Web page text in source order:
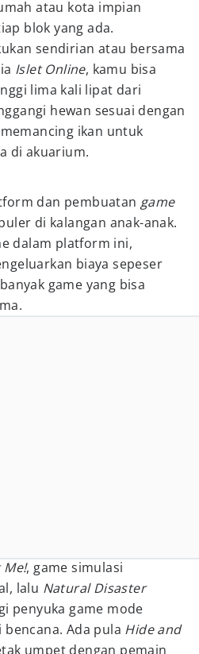
atau kota impian
blok yang ada.
sendirian atau bersama
Islet Online, kamu bisa
lima kali lipat dari
hewan sesuai dengan
ikan untuk
di akuarium.
dan pembuatan game
di kalangan anak-anak.
dalam platform ini,
biaya sepeser
game yang bisa
, game simulasi
lalu Natural Disaster
penyuka game mode
Ada pula Hide and
umpet dengan pemain